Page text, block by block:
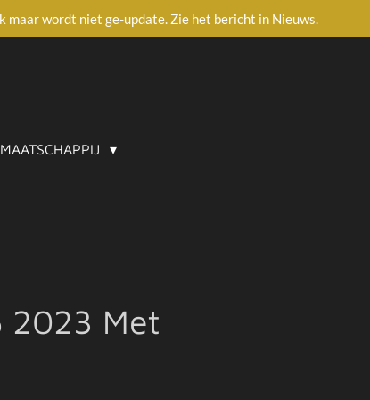
wordt niet ge-update. Zie het bericht in Nieuws.
MAATSCHAPPIJ
2023 Met